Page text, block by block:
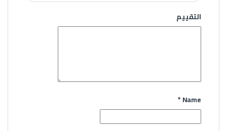
التقييم
Name
*